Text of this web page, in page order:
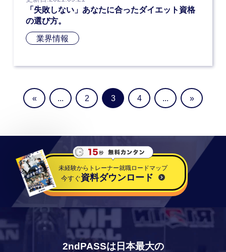
「失敗しない」あなたに合ったダイエット資格
の選び方。
業界情報
« ... 2 3 4 ... »
未経験からトレーナー就職ロードマップ
今すぐ資料ダウンロード
2ndPASSは日本最大の